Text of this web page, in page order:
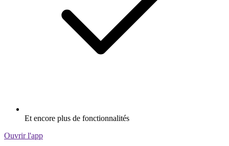
Et encore plus de fonctionnalités
Ouvrir l'app